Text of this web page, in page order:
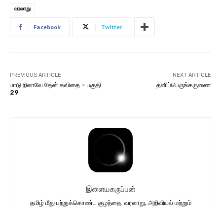
வரலாறு
Facebook Twitter
PREVIOUS ARTICLE
பாடு நிலாவே தேன் கவிதை – பகுதி
29
NEXT ARTICLE
தனிப்பெருங்கருணை
இளையகருப்பன்
தமிழ் மீது பற்றுக்கொண்ட குழந்தை. வரலாறு, அறிவியல் மற்றும்